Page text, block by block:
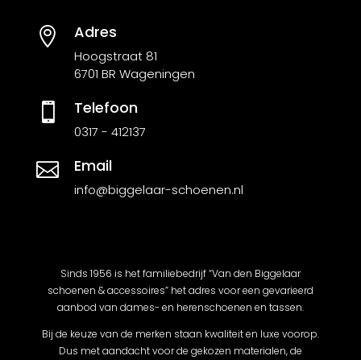
 Adres
Hoogstraat 81
6701 BR Wageningen
 Telefoon
0317 - 412137
 Email
info@biggelaar-schoenen.nl
Sinds 1956 is het familiebedrijf “Van den Biggelaar
schoenen & accessoires” het adres voor een gevarieerd
aanbod van dames- en herenschoenen en tassen.
Bij de keuze van de merken staan kwaliteit en luxe voorop.
Dus met aandacht voor de gekozen materialen, de